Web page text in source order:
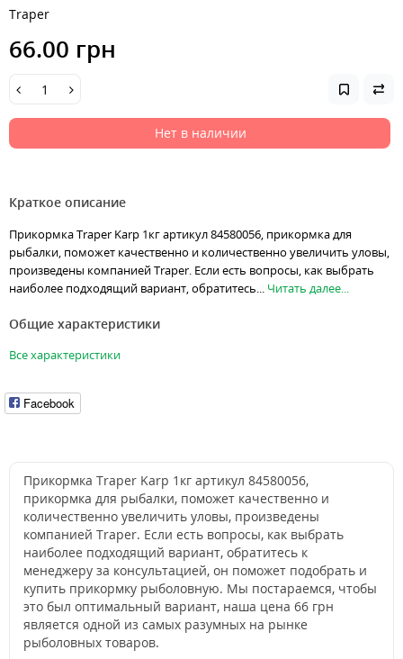
Traper
66.00 грн
Нет в наличии
Краткое описание
Прикормка Traper Karp 1кг артикул 84580056, прикормка для
рыбалки, поможет качественно и количественно увеличить уловы,
произведены компанией Traper. Если есть вопросы, как выбрать
наиболее подходящий вариант, обратитесь... Читать далее...
Общие характеристики
Все характеристики
Facebook
Прикормка Traper Karp 1кг артикул 84580056,
прикормка для рыбалки, поможет качественно и
количественно увеличить уловы, произведены
компанией Traper. Если есть вопросы, как выбрать
наиболее подходящий вариант, обратитесь к
менеджеру за консультацией, он поможет подобрать и
купить прикормку рыболовную. Мы постараемся, чтобы
это был оптимальный вариант, наша цена 66 грн
является одной из самых разумных на рынке
рыболовных товаров.